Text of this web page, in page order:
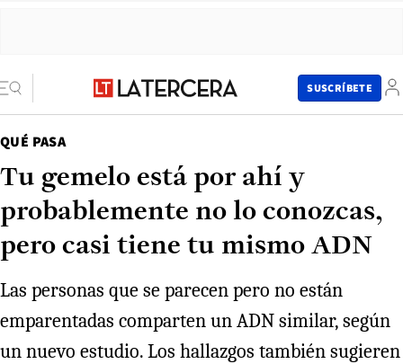
SUSCRÍBETE
QUÉ PASA
Tu gemelo está por ahí y
probablemente no lo conozcas,
pero casi tiene tu mismo ADN
Las personas que se parecen pero no están
emparentadas comparten un ADN similar, según
un nuevo estudio. Los hallazgos también sugieren